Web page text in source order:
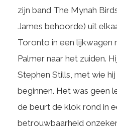
zijn band The Mynah
James behoorde) uit
Toronto in een lijkwagen
Palmer naar het zuiden.
Stephen Stills, met wie
beginnen. Het was geen
de beurt de klok rond in
betrouwbaarheid